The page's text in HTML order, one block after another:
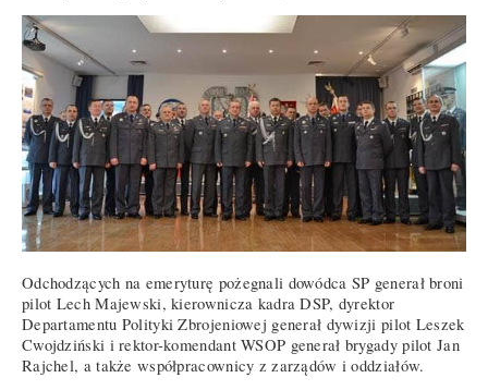
Odchodzących na emeryturę pożegnali dowódca SP generał broni
pilot Lech Majewski, kierownicza kadra DSP, dyrektor
Departamentu Polityki Zbrojeniowej generał dywizji pilot Leszek
Cwojdziński i rektor-komendant WSOP generał brygady pilot Jan
Rajchel, a także współpracownicy z zarządów i oddziałów.